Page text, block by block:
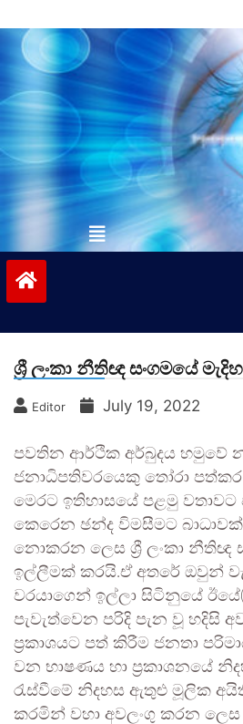
to
contentvinivida.lk
ශ්‍රී ලංකා නීතිඥ සංගමයේ
Editor July 19, 2022
පවතින ආර්ථික අර්බුදය හමුවේ
ජනාධිපතිවරයෙකු තෝරා
මෙරට ඉතිහාසයේ පළමු
කෙරෙන ඡන්ද විමසීමට
නොකරන ලෙස ශ්‍රී ලංකා නීතිඥ
ඉල්ලීමක් කරයි.ඒ අතරේ ඔවුන්
වරයාගෙන් ඉල්ලා සිටිනුයේ
පැවැත්වෙන පරිදි පැන වූ හදිසි
ප්‍රකාශයට පත් කිරීම ජනතා
වන භාෂණය හා ප්‍රකාශනයේ
රැස්වීමේ නිදහස ඇතුළු මූලික
කරමින් වහා අවලංගු කරන ලෙස